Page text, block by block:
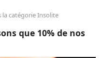
la catégorie Insolite
que 10% de nos